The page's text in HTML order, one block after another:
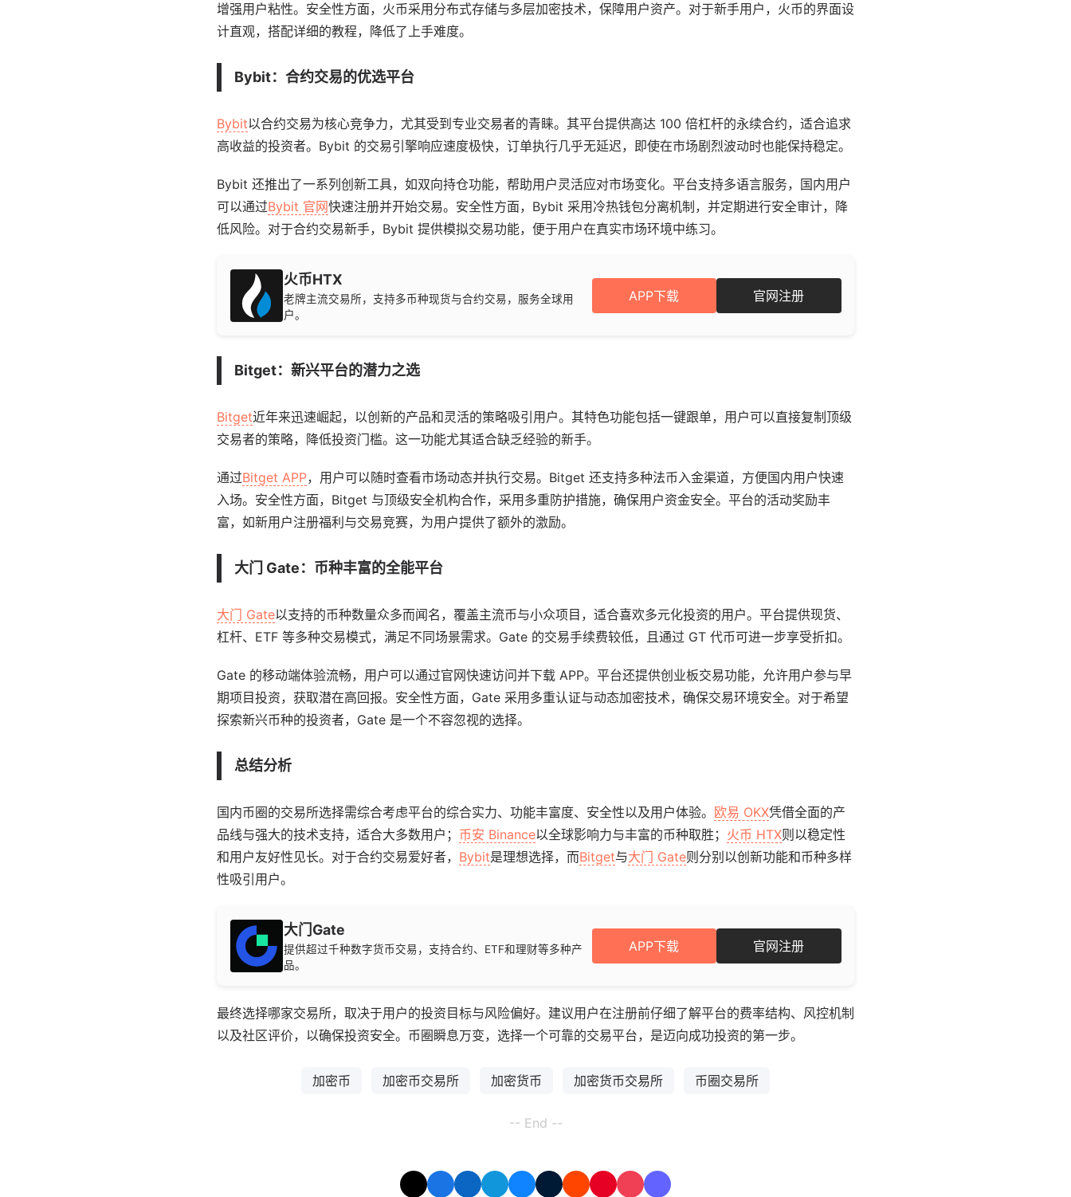
增强用户粘性。安全性方面，火币采用分布式存储与多层加密技术，保障用户资产。对于新手用户，火币的界面设
计直观，搭配详细的教程，降低了上手难度。
Bybit：合约交易的优选平台
Bybit以合约交易为核心竞争力，尤其受到专业交易者的青睐。其平台提供高达 100 倍杠杆的永续合约，适合追求
高收益的投资者。Bybit 的交易引擎响应速度极快，订单执行几乎无延迟，即使在市场剧烈波动时也能保持稳定。
Bybit 还推出了一系列创新工具，如双向持仓功能，帮助用户灵活应对市场变化。平台支持多语言服务，国内用户
可以通过Bybit 官网快速注册并开始交易。安全性方面，Bybit 采用冷热钱包分离机制，并定期进行安全审计，降
低风险。对于合约交易新手，Bybit 提供模拟交易功能，便于用户在真实市场环境中练习。
火币HTX
老牌主流交易所，支持多币种现货与合约交易，服务全球用
户。
APP下载 官网注册
Bitget：新兴平台的潜力之选
Bitget近年来迅速崛起，以创新的产品和灵活的策略吸引用户。其特色功能包括一键跟单，用户可以直接复制顶级
交易者的策略，降低投资门槛。这一功能尤其适合缺乏经验的新手。
通过Bitget APP，用户可以随时查看市场动态并执行交易。Bitget 还支持多种法币入金渠道，方便国内用户快速
入场。安全性方面，Bitget 与顶级安全机构合作，采用多重防护措施，确保用户资金安全。平台的活动奖励丰
富，如新用户注册福利与交易竞赛，为用户提供了额外的激励。
大门 Gate：币种丰富的全能平台
大门 Gate以支持的币种数量众多而闻名，覆盖主流币与小众项目，适合喜欢多元化投资的用户。平台提供现货、
杠杆、ETF 等多种交易模式，满足不同场景需求。Gate 的交易手续费较低，且通过 GT 代币可进一步享受折扣。
Gate 的移动端体验流畅，用户可以通过官网快速访问并下载 APP。平台还提供创业板交易功能，允许用户参与早
期项目投资，获取潜在高回报。安全性方面，Gate 采用多重认证与动态加密技术，确保交易环境安全。对于希望
探索新兴币种的投资者，Gate 是一个不容忽视的选择。
总结分析
国内币圈的交易所选择需综合考虑平台的综合实力、功能丰富度、安全性以及用户体验。 欧易 OKX凭借全面的产
品线与强大的技术支持，适合大多数用户； 币安 Binance以全球影响力与丰富的币种取胜； 火币 HTX则以稳定性
和用户友好性见长。对于合约交易爱好者， Bybit是理想选择，而Bitget与大门 Gate则分别以创新功能和币种多样
性吸引用户。
大门Gate
提供超过千种数字货币交易，支持合约、ETF和理财等多种产
品。
APP下载 官网注册
最终选择哪家交易所，取决于用户的投资目标与风险偏好。建议用户在注册前仔细了解平台的费率结构、风控机制
以及社区评价，以确保投资安全。币圈瞬息万变，选择一个可靠的交易平台，是迈向成功投资的第一步。
加密币 加密币交易所 加密货币 加密货币交易所 币圈交易所
-- End --